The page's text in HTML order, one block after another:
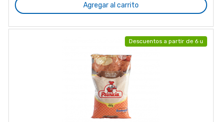
Agregar al carrito
Descuentos a partir de 6 u